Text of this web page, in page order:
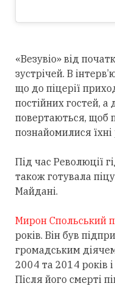
«Везувіо» від
зустрічей. В
що до піцерії
постійних гостей, а
повертаються, щоб
познайомилися їхні
Під час Революції
також готувала
Майдані.
Мирон Спольський
років. Він був
громадським
2004 та 2014 років
Після його смерті